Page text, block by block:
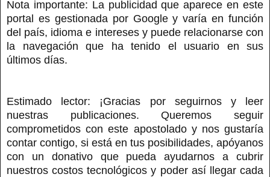
Nota importante: La publicidad que aparece en este
portal es gestionada por Google y varía en función
del país, idioma e intereses y puede relacionarse con
la navegación que ha tenido el usuario en sus
últimos días.
Estimado lector: ¡Gracias por seguirnos y leer
nuestras publicaciones. Queremos seguir
comprometidos con este apostolado y nos gustaría
contar contigo, si está en tus posibilidades, apóyanos
con un donativo que pueda ayudarnos a cubrir
nuestros costos tecnológicos y poder así llegar cada